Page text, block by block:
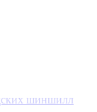
шиншилл